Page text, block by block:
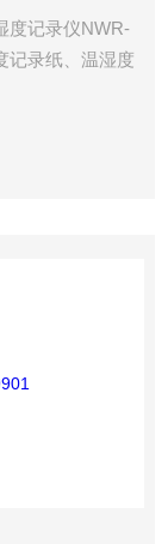
度记录仪NWR-
记录纸、温湿度